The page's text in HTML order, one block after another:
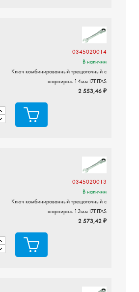
0345020014
В наличии
Ключ комбинированный трещоточный с
шарниром 14мм IZELTAS
2 553,46 ₽
0345020013
В наличии
Ключ комбинированный трещоточный с
шарниром 13мм IZELTAS
2 573,42 ₽